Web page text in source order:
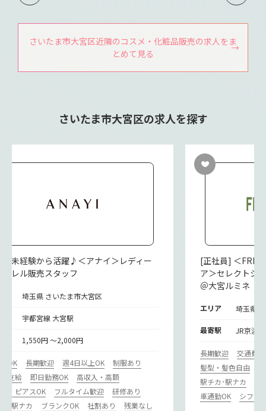
さいたま市大宮区近隣のコスメ・化粧品販売の求人をま
とめて見る
さいたま市大宮区の求人を探す
] 未経験から活躍♪＜アナイ＞レディー
パレル販売スタッフ
埼玉県 さいたま市大宮区
宇都宮線 大宮駅
1,550円 ～2,000円
OK 長期歓迎 週4日以上OK
制服あり
支給
即日勤務OK
高収入・高額
・ピアスOK
フルタイム歓迎
研修あり
･駅ナカ
ブランクOK 社割あり
残業なし
[正社員] ＜
ア＞セレクトシ
＠大宮ルミネ
エリア 埼玉県
最寄駅 JR京浜
長期歓迎
交通費
髪型・髪色自由
駅チカ･駅ナカ
車通勤OK
シフト